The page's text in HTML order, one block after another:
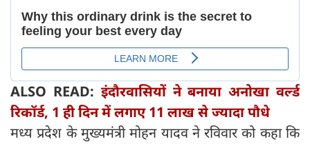
ALSO READ: इंदौरवासियों ने बनाया अनोखा वर्ल्ड
रिकॉर्ड, 1 ही दिन में लगाए 11 लाख से ज्यादा पौधे
मध्य प्रदेश के मुख्यमंत्री मोहन यादव ने रविवार को कहा कि